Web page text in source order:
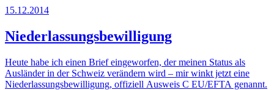
15.12.2014
Niederlassungsbewilligung
Heute habe ich einen Brief eingeworfen, der meinen Status als
Ausländer in der Schweiz verändern wird – mir winkt jetzt eine
Niederlassungsbewilligung, offiziell Ausweis C EU/EFTA genannt.